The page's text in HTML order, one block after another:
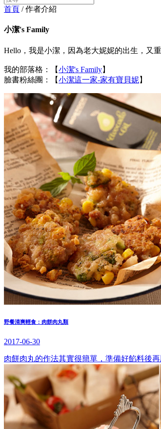
首頁 / 作者介紹
小潔's Family
Hello，我是小潔，因為老大妮妮的出生，又
我的部落格：【小潔's Family】
臉書粉絲團：【小潔這一家-家有寶貝妮】
野餐清爽輕食：肉餅肉丸類
2017-06-30
肉餅肉丸的作法其實很簡單，準備好餡料後